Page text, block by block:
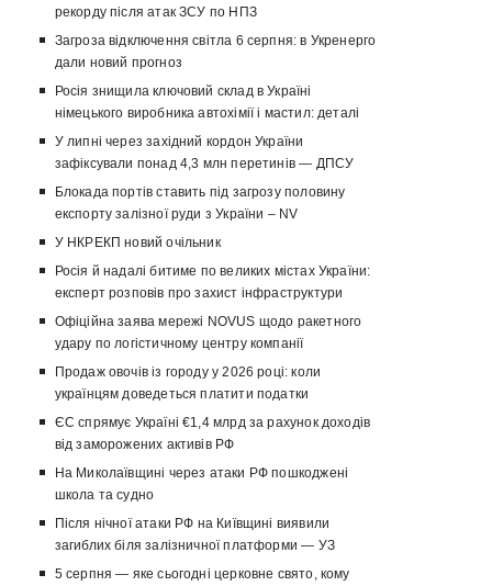
рекорду після атак ЗСУ по НПЗ
Загроза відключення світла 6 серпня: в Укренерго
дали новий прогноз
Росія знищила ключовий склад в Україні
німецького виробника автохімії і мастил: деталі
У липні через західний кордон України
зафіксували понад 4,3 млн перетинів — ДПСУ
Блокада портів ставить під загрозу половину
експорту залізної руди з України – NV
У НКРЕКП новий очільник
Росія й надалі битиме по великих містах України:
експерт розповів про захист інфраструктури
Офіційна заява мережі NOVUS щодо ракетного
удару по логістичному центру компанії
Продаж овочів із городу у 2026 році: коли
українцям доведеться платити податки
ЄС спрямує Україні €1,4 млрд за рахунок доходів
від заморожених активів РФ
На Миколаївщині через атаки РФ пошкоджені
школа та судно
Після нічної атаки РФ на Київщині виявили
загиблих біля залізничної платформи — УЗ
5 серпня — яке сьогодні церковне свято, кому